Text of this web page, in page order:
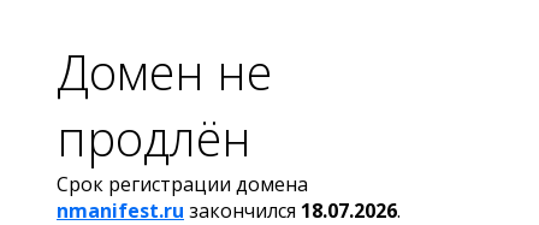
Домен не
продлён
Срок регистрации домена
nmanifest.ru закончился 18.07.2026.